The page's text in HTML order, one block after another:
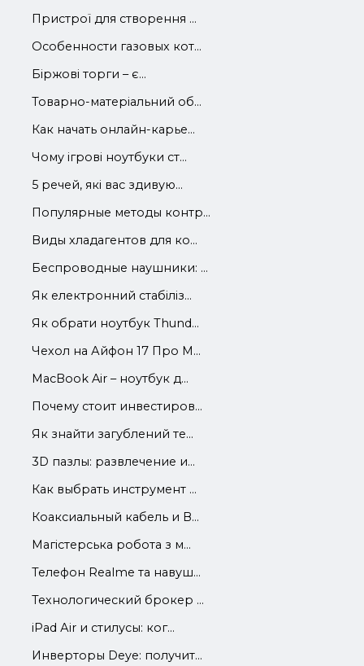
Пристрої для створення ...
Особенности газовых кот...
Біржові торги – є...
Товарно-матеріальний об...
Как начать онлайн-карье...
Чому ігрові ноутбуки ст...
5 речей, які вас здивую...
Популярные методы контр...
Виды хладагентов для ко...
Беспроводные наушники: ...
Як електронний стабіліз...
Як обрати ноутбук Thund...
Чехол на Айфон 17 Про М...
MacBook Air – ноутбук д...
Почему стоит инвестиров...
Як знайти загублений те...
3D пазлы: развлечение и...
Как выбрать инструмент ...
Коаксиальный кабель и В...
Магістерська робота з м...
Телефон Realme та навуш...
Технологический брокер ...
iРad Аir и стилусы: ког...
Инверторы Deye: получит...